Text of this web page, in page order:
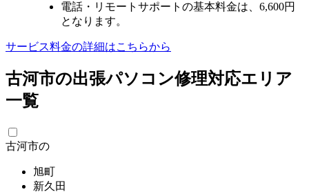
電話・リモートサポートの基本料金は、6,600円
となります。
サービス料金の詳細はこちらから
古河市の出張パソコン修理対応エリア
一覧
古河市の
旭町
新久田